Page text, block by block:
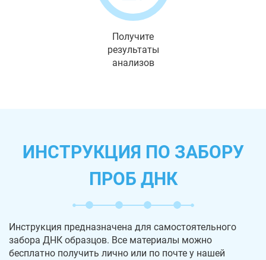
Получите
результаты
анализов
ИНСТРУКЦИЯ ПО ЗАБОРУ
ПРОБ ДНК
Инструкция предназначена для самостоятельного
забора ДНК образцов. Все материалы можно
бесплатно получить лично или по почте у нашей